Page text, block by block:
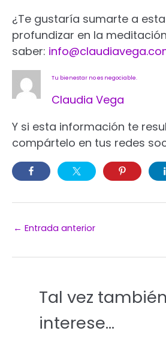
¿Te gustaría sumarte a
profundizar en la
saber:
Tu bienestar no es negociable.
Claudia Vega
Y si esta información te
compártelo en tus redes
← Entrada anterior
Tal vez
interese...